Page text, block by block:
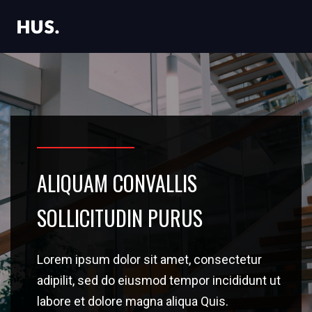
ALIQUAM CONVALLIS
SOLLICITUDIN PURUS
Lorem ipsum dolor sit amet, consectetur
adipilit, sed do eiusmod tempor incididunt ut
labore et dolore magna aliqua Quis.